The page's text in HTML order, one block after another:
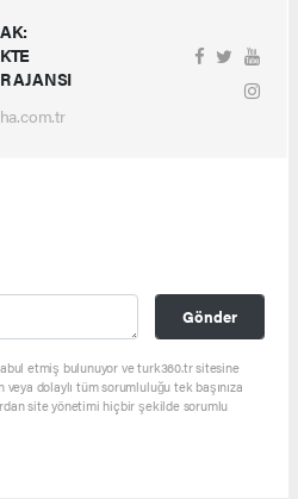
AJANSI
Gönder
etmiş bulunuyor ve turk360.tr sitesine
veya dolaylı tüm sorumluluğu tek başınıza
site yönetimi hiçbir şekilde sorumlu